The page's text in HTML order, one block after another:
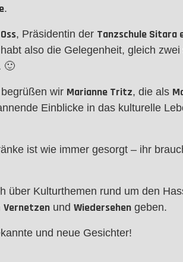
.
, Präsidentin der Tanzschule Sitara
also die Gelegenheit, gleich
🙂
wir Marianne Tritz, die als
Einblicke in das kulturelle
ist wie immer gesorgt – ihr
über Kulturthemen rund um den
Vernetzen und Wiedersehen geben.
und neue Gesichter!